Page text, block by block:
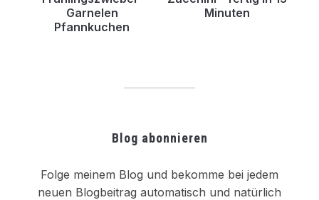
Garnelen
Pfannkuchen
Minuten
Blog abonnieren
Folge meinem Blog und bekomme bei jedem
neuen Blogbeitrag automatisch und natürlich